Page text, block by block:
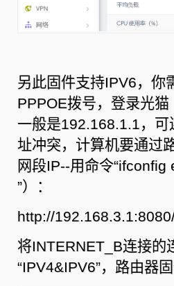
另此固件支持IPV6，你
PPPOE拨号，登录光
一般是192.168.1.1，
址冲突，计算机要通过
网段IP--用命令
”）：
http://
将INTERNET_B连接的
“IPV4&IPV6”，路由器